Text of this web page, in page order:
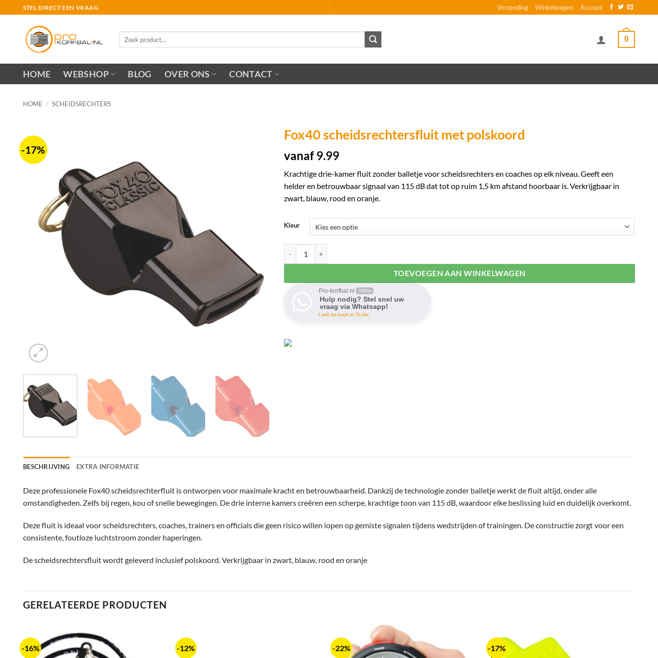
naar
STEL DIRECT EEN VRAAG Verzending Winkelwagen Account
0
HOME WEBSHOP BLOG OVER ONS CONTACT
HOME / SCHEIDSRECHTERS
-17%
Fox40 scheidsrechtersfluit met polskoord
vanaf9.99
Krachtige drie-kamer fluit zonder balletje voor scheidsrechters en coaches op elk niveau. Geeft een
helder en betrouwbaar signaal van 115 dB dat tot op ruim 1,5 km afstand hoorbaar is. Verkrijgbaar in
zwart, blauw, rood en oranje.
Kleur
TOEVOEGEN AAN WINKELWAGEN
Pro-korfbal.nl Offline
Hulp nodig? Stel snel uw
vraag via Whatsapp!
I will be back in 7h:4m
BESCHRIJVING EXTRA INFORMATIE
Deze professionele Fox40 scheidsrechterfluit is ontworpen voor maximale kracht en betrouwbaarheid. Dankzij de technologie zonder balletje werkt de fluit altijd, onder alle
omstandigheden. Zelfs bij regen, kou of snelle bewegingen. De drie interne kamers creëren een scherpe, krachtige toon van 115 dB, waardoor elke beslissing luid en duidelijk overkomt.
Deze fluit is ideaal voor scheidsrechters, coaches, trainers en officials die geen risico willen lopen op gemiste signalen tijdens wedstrijden of trainingen. De constructie zorgt voor een
consistente, foutloze luchtstroom zonder haperingen.
De scheidsrechtersfluit wordt geleverd inclusief polskoord. Verkrijgbaar in zwart, blauw, rood en oranje
GERELATEERDE PRODUCTEN
-16% -12% -22% -17%